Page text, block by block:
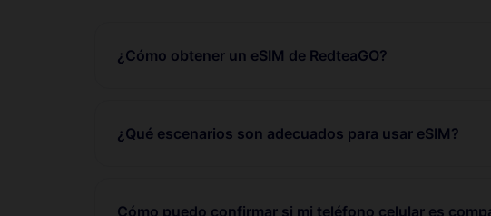
¿Cómo obtener un eSIM de RedteaGO?
¿Qué escenarios son adecuados para usar eSIM?
Cómo puedo confirmar si mi teléfono celular es